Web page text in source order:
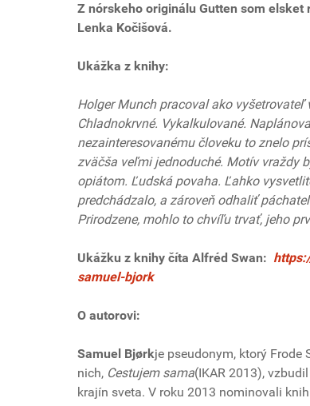
Z nórskeho originálu Gutten som
Lenka Kočišová.
Ukážka z knihy:
Holger Munch pracoval ako
Chladnokrvné. Vykalkulované.
nezainteresovanému človeku to znelo
zväčša veľmi jednoduché. Motív vraždy
opiátom. Ľudská povaha. Ľahko
predchádzalo, a zároveň odhaliť
Prirodzene, mohlo to chvíľu trvať, jeho
Ukážku z knihy číta Alfréd Swan:
samuel-bjork
O autorovi:
Samuel Bjørkje pseudonym, ktorý
nich, Cestujem sama(IKAR 2013),
krajín sveta. V roku 2013 nominovali